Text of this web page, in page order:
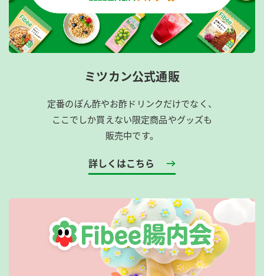
ミツカン公式通販
定番のぽん酢やお酢ドリンクだけでなく、
ここでしか買えない限定商品やグッズも
販売中です。
詳しくはこちら